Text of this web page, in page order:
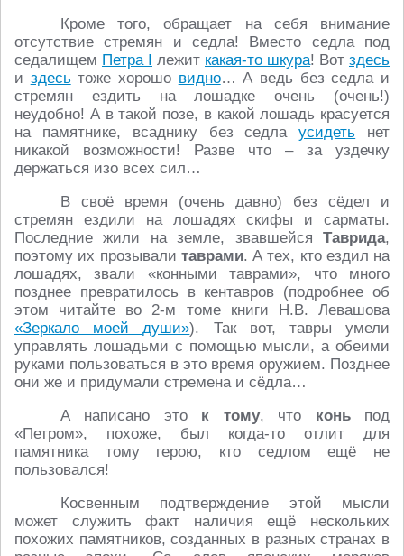
Кроме того, обращает на себя внимание
отсутствие стремян и седла! Вместо седла под
седалищем Петра I лежит какая-то шкура! Вот здесь
и здесьтоже хорошо видно… А ведь без седла и
стремян ездить на лошадке очень (очень!)
неудобно! А в такой позе, в какой лошадь красуется
на памятнике, всаднику без седлаусидеть нет
никакой возможности! Разве что – за уздечку
держаться изо всех сил…
В своё время (очень давно) без сёдел и
стремян ездили на лошадях скифы и сарматы.
Последние жили на земле, звавшейся Таврида,
поэтому их прозывали таврами. А тех, кто ездил на
лошадях, звали «конными таврами», что много
позднее превратилось в кентавров (подробнее об
этом читайте во 2-м томе книги Н.В. Левашова
«Зеркало моей души»). Так вот, тавры умели
управлять лошадьми с помощью мысли, а обеими
руками пользоваться в это время оружием. Позднее
они же и придумали стремена и сёдла…
А написано это к тому, что коньпод
«Петром», похоже, был когда-то отлит для
памятника тому герою, кто седлом ещё не
пользовался!
Косвенным подтверждение этой мысли
может служить факт наличия ещё нескольких
похожих памятников, созданных в разных странах в